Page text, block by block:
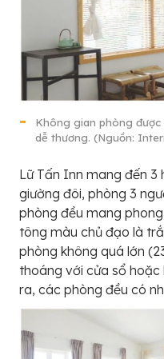
Không gian phòng
dễ thương. (Nguồn:
Lữ Tấn Inn mang đến 3
giường đôi, phòng 3
phòng đều mang
tông màu chủ đạo là
phòng không quá lớn
thoáng với cửa sổ
ra, các phòng đều có